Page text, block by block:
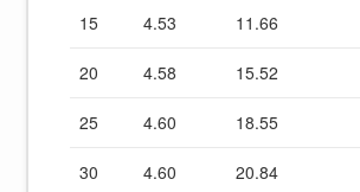
15 4.53 11.66
20 4.58 15.52
25 4.60 18.55
30 4.60 20.84